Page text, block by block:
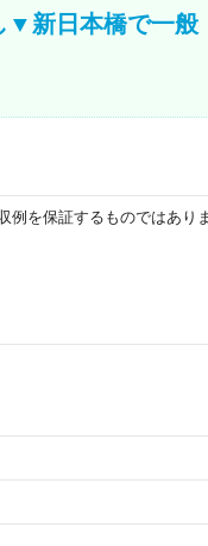
▼新日本橋で一般
を保証するものではあり